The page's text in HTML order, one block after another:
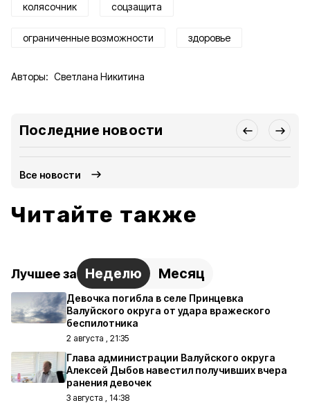
колясочник соцзащита
ограниченные возможности здоровье
Авторы: Светлана Никитина
Последние новости
Все новости
Читайте также
Лучшее за Неделю Месяц
Девочка погибла в селе Принцевка
Валуйского округа от удара вражеского
беспилотника
2 августа , 21:35
Глава администрации Валуйского округа
Алексей Дыбов навестил получивших вчера
ранения девочек
3 августа , 14:38